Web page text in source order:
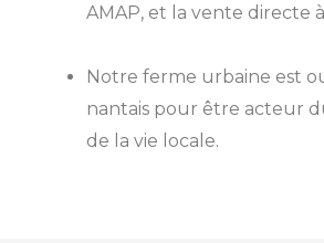
AMAP, et la vente directe
Notre ferme urbaine est
nantais pour être acteur
de la vie locale.